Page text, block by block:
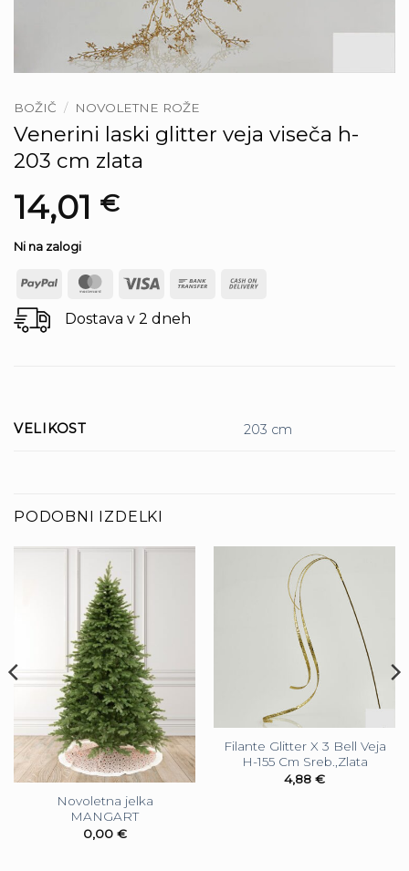
BOŽIČ / NOVOLETNE ROŽE
Venerini laski glitter veja viseča h-
203 cm zlata
14,01 €
Ni na zalogi
PayPal MasterCard
Visa
Bank
Dostava v 2 dneh
VELIKOST 203 cm
PODOBNI IZDELKI
Novoletna jelka
MANGART
0,00 €
Filante Glitter X 3 Bell Veja
H-155 Cm Sreb.,Zlata
4,88 €